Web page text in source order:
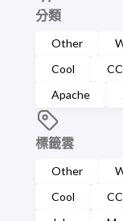
分類
Other
Cool
Apache
標籤雲
Other
Cool